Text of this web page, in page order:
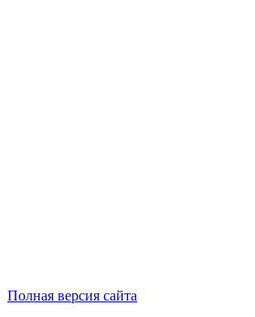
Полная версия сайта